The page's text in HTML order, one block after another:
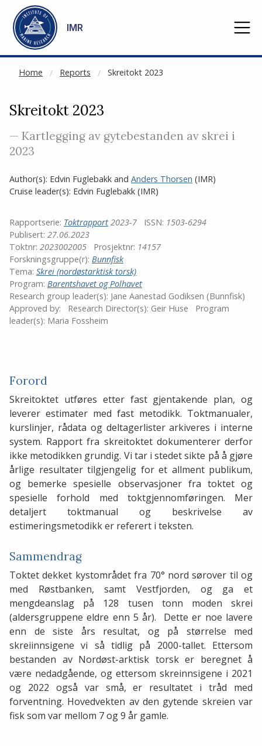
Go to main content
IMR
Home Reports Skreitokt 2023
NOT CACHED
Skreitokt 2023
— Kartlegging av gytebestanden av skrei i
2023
Author(s): Edvin Fuglebakk and Anders Thorsen (IMR)
Cruise leader(s): Edvin Fuglebakk (IMR)
Rapportserie: Toktrapport 2023-7 ISSN: 1503-6294
Publisert: 27.06.2023
Toktnr: 2023002005 Prosjektnr: 14157
Forskningsgruppe(r): Bunnfisk
Tema: Skrei (nordøstarktisk torsk)
Program: Barentshavet og Polhavet
Research group leader(s): Jane Aanestad Godiksen (Bunnfisk)
Approved by:
Research Director(s): Geir Huse
Program
leader(s): Maria Fossheim
Forord
Skreitoktet utføres etter fast gjentakende plan, og
leverer estimater med fast metodikk. Toktmanualer,
kurslinjer, rådata og deltagerlister arkiveres i interne
system. Rapport fra skreitoktet dokumenterer derfor
ikke metodikken grundig. Vi tar i stedet sikte på å gjøre
årlige resultater tilgjengelig for et allment publikum,
og bemerke spesielle observasjoner fra toktet og
spesielle forhold med toktgjennomføringen. Mer
detaljert toktmanual og beskrivelse av
estimeringsmetodikk er referert i teksten.
Sammendrag
Toktet dekket kystområdet fra 70° nord sørover til og
med Røstbanken, samt Vestfjorden, og ga et
mengdeanslag på 128 tusen tonn moden skrei
(aldersgruppene eldre enn 5 år). Dette er noe lavere
enn de siste års resultat, og på størrelse med
skreiinnsigene vi så tidlig på 2000-tallet. Ettersom
bestanden av Nordøst-arktisk torsk er beregnet å
være nedadgående, og ettersom skreinnsigene i 2021
og 2022 også var små, er resultatet i tråd med
forventning. Hovedvekten av den gytende skreien var
fisk som var mellom 7 og 9 år gamle.